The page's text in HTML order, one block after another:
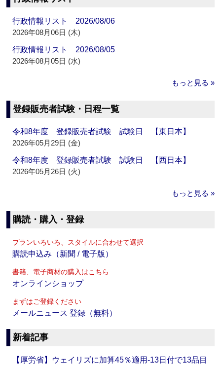
行政情報リスト 2026/08/06
2026年08月06日 (木)
行政情報リスト 2026/08/05
2026年08月05日 (水)
もっと見る »
登録販売者試験・日程一覧
令和8年度 登録販売者試験 試験日 【東日本】
2026年05月29日 (金)
令和8年度 登録販売者試験 試験日 【西日本】
2026年05月26日 (火)
もっと見る »
購読・購入・登録
プランいろいろ、スタイルに合わせて選択
購読申込み（新聞 / 電子版）
書籍、電子商材の購入はこちら
オンラインショップ
まずはご登録ください
メールニュース 登録（無料）
新着記事
【厚労省】ウェイリズに加算45％適用‐13日付で13品目